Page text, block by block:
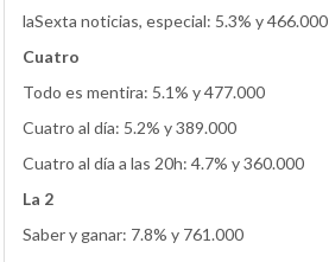
laSexta noticias, especial: 5.3% y 466.000
Cuatro
Todo es mentira: 5.1% y 477.000
Cuatro al día: 5.2% y 389.000
Cuatro al día a las 20h: 4.7% y 360.000
La 2
Saber y ganar: 7.8% y 761.000